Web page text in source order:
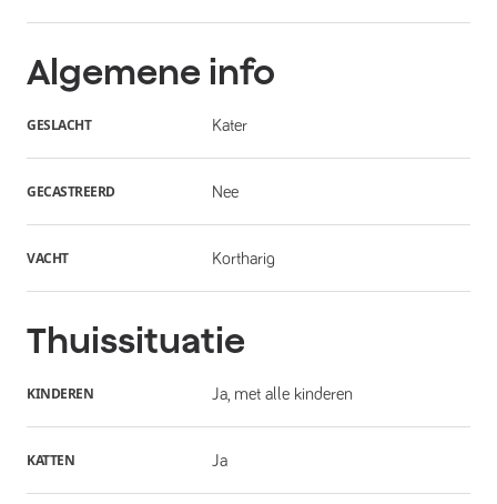
Algemene info
GESLACHT Kater
GECASTREERD Nee
VACHT Kortharig
Thuissituatie
KINDEREN Ja, met alle kinderen
KATTEN Ja